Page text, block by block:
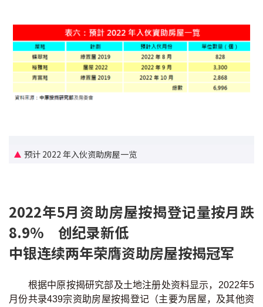
预计 2022 年入伙资助房屋一览
2022年5月资助房屋按揭登记量按月跌
8.9% 创纪录新低
中银连续两年荣膺资助房屋按揭冠军
根据中原按揭研究部及土地注册处资料显示，2022年5
月份共录439宗资助房屋按揭登记（主要为居屋，及其他资